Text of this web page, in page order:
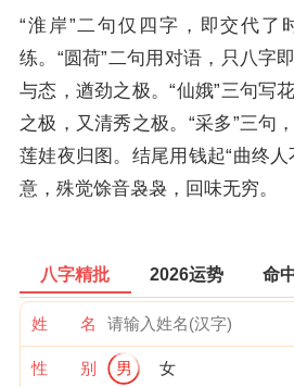
“淮岸”二句仅四字，即交代了
练。“圆荷”二句用对语，只八字
与态，遒劲之极。“仙娥”三句写
之极，又清秀之极。“采多”三句
莲娃夜归图。结尾用 钱起“曲终
意，殊觉馀音袅袅，回味无穷。
八字精批 2026运势 命
姓 名
性 别 男 女